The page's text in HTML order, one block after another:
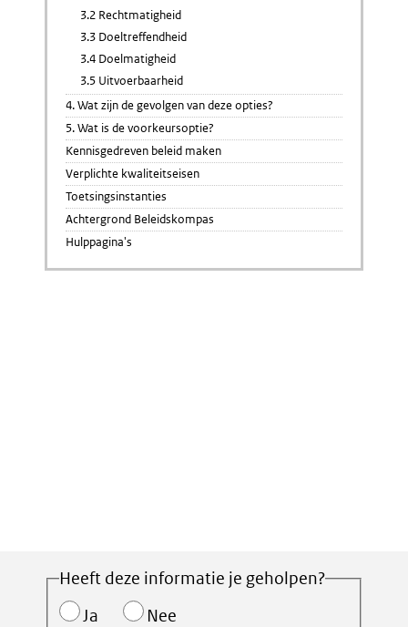
3.2 Rechtmatigheid
3.3 Doeltreffendheid
3.4 Doelmatigheid
3.5 Uitvoerbaarheid
4. Wat zijn de gevolgen van deze opties?
5. Wat is de voorkeursoptie?
Kennisgedreven beleid maken
Verplichte kwaliteitseisen
Toetsingsinstanties
Achtergrond Beleidskompas
Hulppagina's
Heeft deze informatie je geholpen?
Ja
Nee